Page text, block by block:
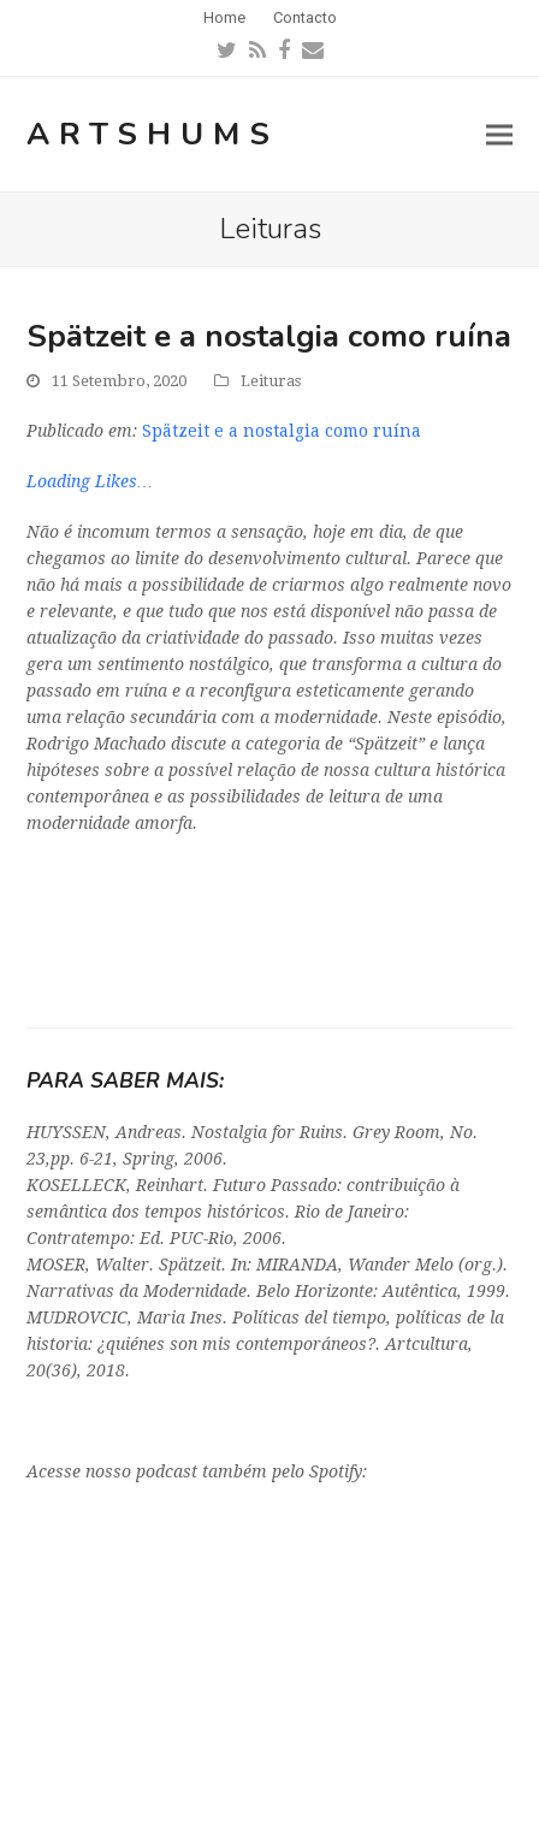
Home Contacto
Twitter
RSSFacebook
Email
ARTSHUMS
Leituras
Spätzeit e a nostalgia como ruína
11 Setembro, 2020 Leituras
Publicado em: Spätzeit e a nostalgia como ruína
Loading Likes…
Não é incomum termos a sensação, hoje em dia, de que
chegamos ao limite do desenvolvimento cultural. Parece que
não há mais a possibilidade de criarmos algo realmente novo
e relevante, e que tudo que nos está disponível não passa de
atualização da criatividade do passado. Isso muitas vezes
gera um sentimento nostálgico, que transforma a cultura do
passado em ruína e a reconfigura esteticamente gerando
uma relação secundária com a modernidade. Neste episódio,
Rodrigo Machado discute a categoria de “Spätzeit” e lança
hipóteses sobre a possível relação de nossa cultura histórica
contemporânea e as possibilidades de leitura de uma
modernidade amorfa.
PARA SABER MAIS:
HUYSSEN, Andreas. Nostalgia for Ruins. Grey Room, No.
23,pp. 6-21, Spring, 2006.
KOSELLECK, Reinhart. Futuro Passado: contribuição à
semântica dos tempos históricos. Rio de Janeiro:
Contratempo: Ed. PUC-Rio, 2006.
MOSER, Walter. Spätzeit. In: MIRANDA, Wander Melo (org.).
Narrativas da Modernidade. Belo Horizonte: Autêntica, 1999.
MUDROVCIC, Maria Ines. Políticas del tiempo, políticas de la
historia: ¿quiénes son mis contemporáneos?. Artcultura,
20(36), 2018.
Acesse nosso podcast também pelo Spotify: